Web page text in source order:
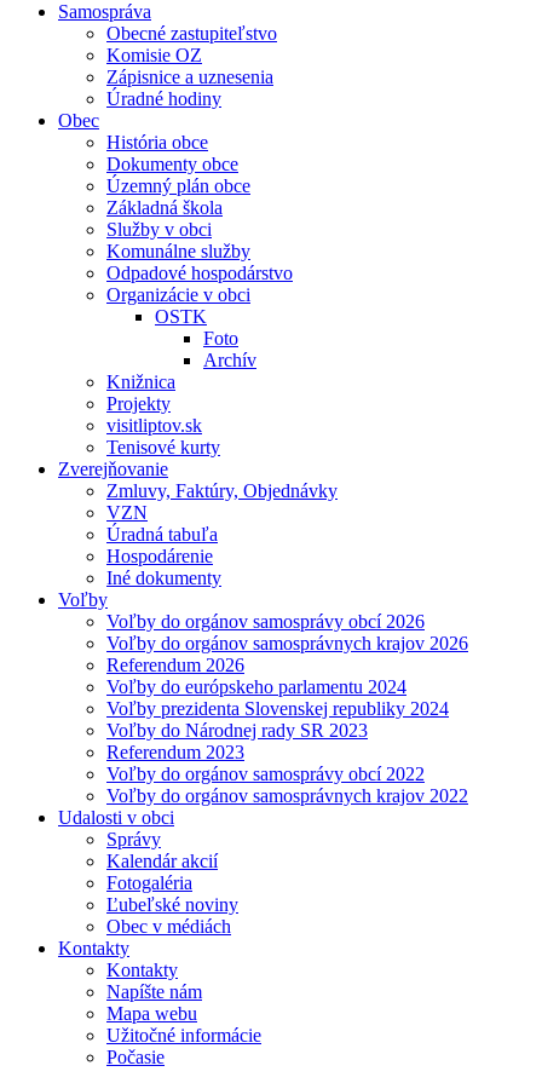
Samospráva
Obecné zastupiteľstvo
Komisie OZ
Zápisnice a uznesenia
Úradné hodiny
Obec
História obce
Dokumenty obce
Územný plán obce
Základná škola
Služby v obci
Komunálne služby
Odpadové hospodárstvo
Organizácie v obci
OSTK
Foto
Archív
Knižnica
Projekty
visitliptov.sk
Tenisové kurty
Zverejňovanie
Zmluvy, Faktúry, Objednávky
VZN
Úradná tabuľa
Hospodárenie
Iné dokumenty
Voľby
Voľby do orgánov samosprávy obcí 2026
Voľby do orgánov samosprávnych krajov 2026
Referendum 2026
Voľby do európskeho parlamentu 2024
Voľby prezidenta Slovenskej republiky 2024
Voľby do Národnej rady SR 2023
Referendum 2023
Voľby do orgánov samosprávy obcí 2022
Voľby do orgánov samosprávnych krajov 2022
Udalosti v obci
Správy
Kalendár akcií
Fotogaléria
Ľubeľské noviny
Obec v médiách
Kontakty
Kontakty
Napíšte nám
Mapa webu
Užitočné informácie
Počasie